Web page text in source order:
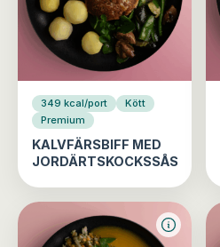
349 kcal/port
Kött
Premium
KALVFÄRSBIFF MED
JORDÄRTSKOCKSSÅS